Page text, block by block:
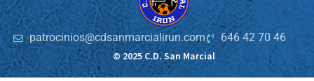
patrocinios@cdsanmarcialirun.com
646 42 70 46
© 2025 C.D. San Marcial